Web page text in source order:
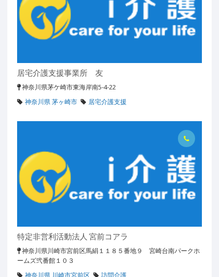
居宅介護支援事業所 友
神奈川県茅ケ崎市東海岸南5-4-22
神奈川県 茅ヶ崎市
居宅介護支援
特定非営利活動法人 宮前コアラ
神奈川県川崎市宮前区馬絹１１８５番地９ 宮崎台南パークホ
ームズ弐番館１０３
神奈川県 川崎市宮前区
訪問介護